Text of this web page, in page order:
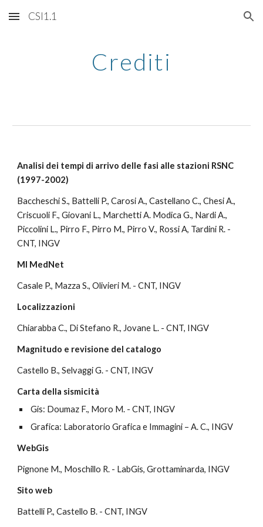
Skip to main content Skip to navigation
CSI1.1
Crediti
Analisi dei tempi di arrivo delle fasi alle stazioni RSNC
(1997-2002)
Baccheschi S., Battelli P., Carosi A., Castellano C., Chesi A.,
Criscuoli F., Giovani L., Marchetti A. Modica G., Nardi A.,
Piccolini L., Pirro F., Pirro M., Pirro V., Rossi A, Tardini R. -
CNT, INGV
Ml MedNet
Casale P., Mazza S., Olivieri M. - CNT, INGV
Localizzazioni
Chiarabba C., Di Stefano R., Jovane L. - CNT, INGV
Magnitudo e revisione del catalogo
Castello B., Selvaggi G. - CNT, INGV
Carta della sismicità
Gis: Doumaz F., Moro M. - CNT, INGV
Grafica: Laboratorio Grafica e Immagini – A. C., INGV
WebGis
Pignone M., Moschillo R. - LabGis, Grottaminarda, INGV
Sito web
Battelli P., Castello B. - CNT, INGV